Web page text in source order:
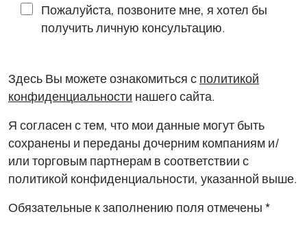
Пожалуйста, позвоните мне, я хотел бы
получить личную консультацию.
Здесь Вы можете ознакомиться с политикой
конфиденциальности нашего сайта.
Я согласен с тем, что мои данные могут быть
сохранены и переданы дочерним компаниям и/
или торговым партнерам в соответствии с
политикой конфиденциальности, указанной выше.
Обязательные к заполнению поля отмечены *